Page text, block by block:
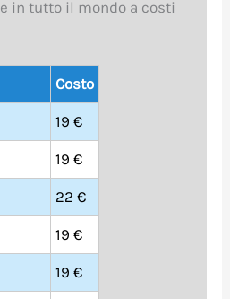
in tutto il mondo a costi
Costo
19 €
19 €
22 €
19 €
19 €